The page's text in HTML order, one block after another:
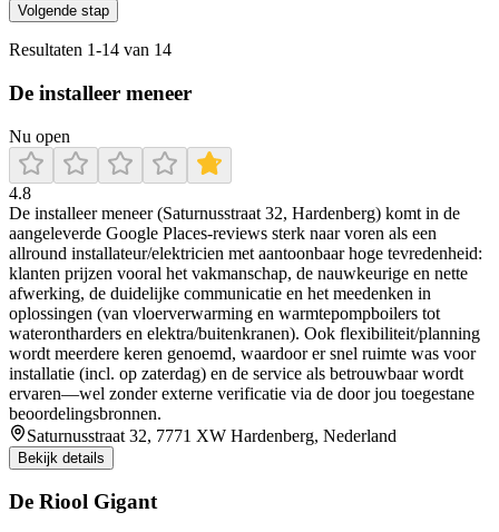
Volgende stap
Resultaten 1-14 van 14
De installeer meneer
Nu open
4.8
De installeer meneer (Saturnusstraat 32, Hardenberg) komt in de
aangeleverde Google Places-reviews sterk naar voren als een
allround installateur/elektricien met aantoonbaar hoge tevredenheid:
klanten prijzen vooral het vakmanschap, de nauwkeurige en nette
afwerking, de duidelijke communicatie en het meedenken in
oplossingen (van vloerverwarming en warmtepompboilers tot
waterontharders en elektra/buitenkranen). Ook flexibiliteit/planning
wordt meerdere keren genoemd, waardoor er snel ruimte was voor
installatie (incl. op zaterdag) en de service als betrouwbaar wordt
ervaren—wel zonder externe verificatie via de door jou toegestane
beoordelingsbronnen.
Saturnusstraat 32, 7771 XW Hardenberg, Nederland
Bekijk details
De Riool Gigant